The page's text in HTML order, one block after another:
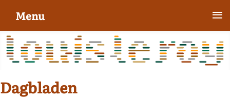
Dagbladen
Menu ≡